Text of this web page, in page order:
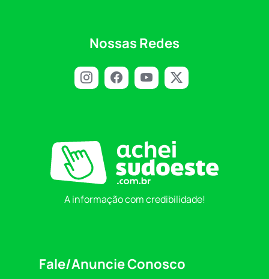
Nossas Redes
A informação com credibilidade!
Fale/Anuncie Conosco